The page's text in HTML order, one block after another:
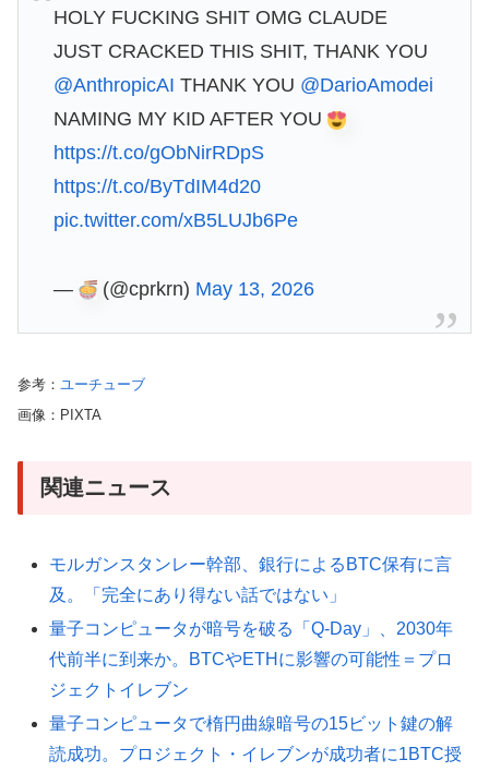
HOLY FUCKING SHIT OMG CLAUDE
JUST CRACKED THIS SHIT, THANK YOU
@AnthropicAI THANK YOU @DarioAmodei
NAMING MY KID AFTER YOU
https://t.co/gObNirRDpS
https://t.co/ByTdIM4d20
pic.twitter.com/xB5LUJb6Pe
— (@cprkrn) May 13, 2026
参考： ユーチューブ
画像：PIXTA
関連ニュース
モルガンスタンレー幹部、銀行によるBTC保有に言
及。「完全にあり得ない話ではない」
量子コンピュータが暗号を破る「Q-Day」、2030年
代前半に到来か。BTCやETHに影響の可能性＝プロ
ジェクトイレブン
量子コンピュータで楕円曲線暗号の15ビット鍵の解
読成功。プロジェクト・イレブンが成功者に1BTC授